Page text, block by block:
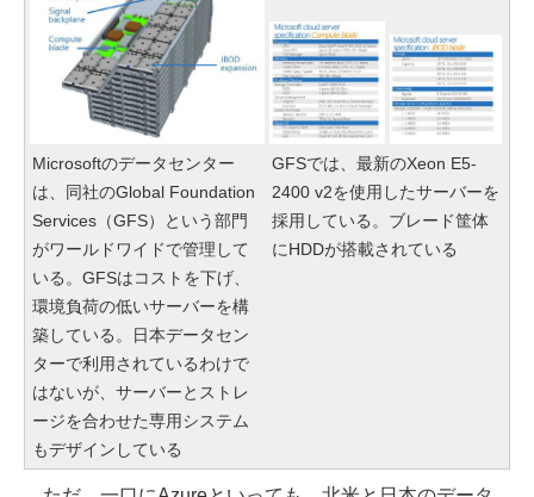
Microsoftのデータセンター
は、同社のGlobal Foundation
Services（GFS）という部門
がワールドワイドで管理して
いる。GFSはコストを下げ、
環境負荷の低いサーバーを構
築している。日本データセン
ターで利用されているわけで
はないが、サーバーとストレ
ージを合わせた専用システム
もデザインしている
GFSでは、最新のXeon E5-
2400 v2を使用したサーバーを
採用している。ブレード筐体
にHDDが搭載されている